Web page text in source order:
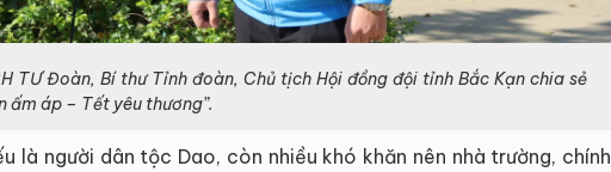
TƯ Đoàn, Bí thư Tỉnh đoàn, Chủ tịch Hội đồng đội tỉnh Bắc Kạn chia sẻ
ấm áp – Tết yêu thương”.
là người dân tộc Dao, còn nhiều khó khăn nên nhà trường, chính